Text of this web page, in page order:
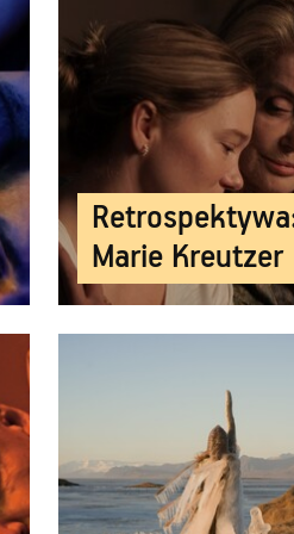
Marie Kreutzer
Marie Kreutzer